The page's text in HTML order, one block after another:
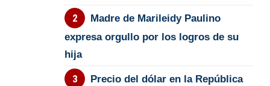
Madre de Marileidy Paulino
expresa orgullo por los logros de su
hija
Precio del dólar en la República